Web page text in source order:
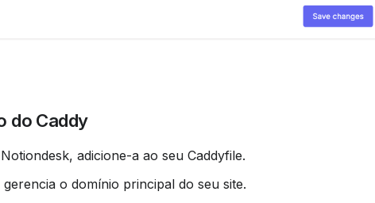
do Caddy
adicione-a ao seu Caddyfile.
o domínio principal do seu site.